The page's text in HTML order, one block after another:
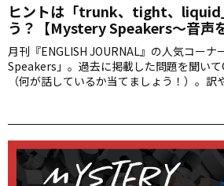
ヒントは「trunk、tight、liquid
う？【Mystery Speakers～音声
月刊『ENGLISH JOURNAL』の人気コーナ
Speakers」。過去に掲載した問題を聞い
（何が話しているか当てましょう！）。